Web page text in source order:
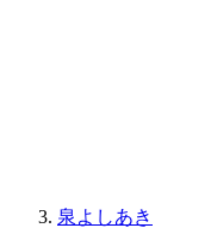
泉よしあき